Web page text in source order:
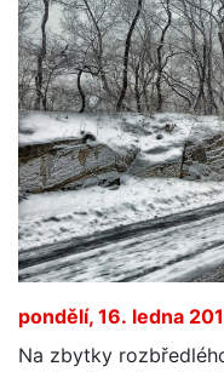
pondělí, 16. ledna
Na zbytky